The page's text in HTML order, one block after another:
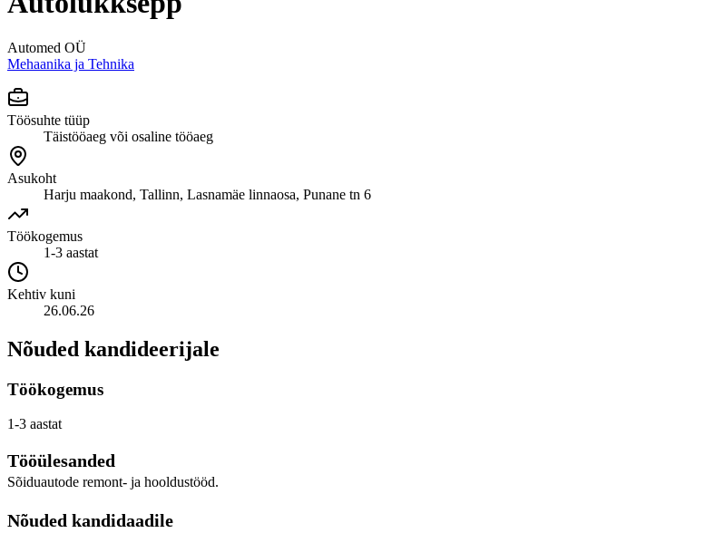
Automed OÜ
Mehaanika ja Tehnika
Töösuhte tüüp
Täistööaeg või osaline tööaeg
Asukoht
Harju maakond, Tallinn, Lasnamäe linnaosa, Punane tn 6
Töökogemus
1-3 aastat
Kehtiv kuni
26.06.26
Nõuded kandideerijale
Töökogemus
1-3 aastat
Tööülesanded
Sõiduautode remont- ja hooldustööd.
Nõuded kandidaadile